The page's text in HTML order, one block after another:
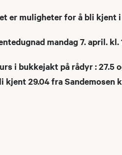
er muligheter for å bli kjent
mandag 7. april. kl.
i bukkejakt på rådyr : 27.5
kjent 29.04 fra Sandemosen